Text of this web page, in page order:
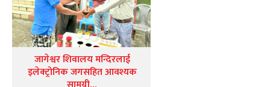
जागेश्वर शिवालय मन्दिरलाई
इलेक्ट्रोनिक जगसहित आवश्यक